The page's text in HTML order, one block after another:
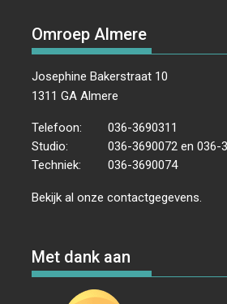
Omroep Almere
Josephine Bakerstraat 10
1311 GA Almere
Telefoon:
036-3690311
Studio:
036-3690072 en 036-
Techniek:
036-3690074
Bekijk al onzecontactgegevens
Met dank aan